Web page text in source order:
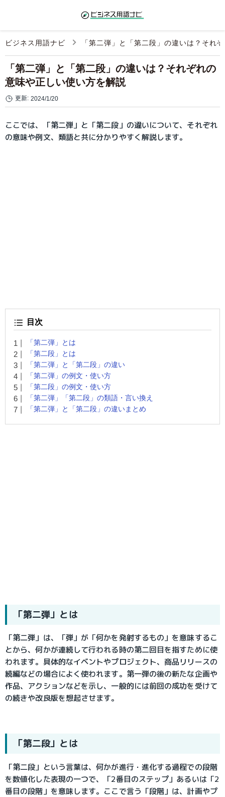
ビジネス用語ナビ 「第二弾」と「第二段」の違いは？それ
「第二弾」と「第二段」の違いは？それぞれの
意味や正しい使い方を解説
更新: 2024/1/20
ここでは、「第二弾」と「第二段」の違いについて、それぞれ
の意味や例文、類語と共に分かりやすく解説します。
目次
「第二弾」とは
「第二段」とは
「第二弾」と「第二段」の違い
「第二弾」の例文・使い方
「第二段」の例文・使い方
「第二弾」「第二段」の類語・言い換え
「第二弾」と「第二段」の違いまとめ
「第二弾」とは
「第二弾」は、「弾」が「何かを発射するもの」を意味するこ
とから、何かが連続して行われる時の第二回目を指すために使
われます。具体的なイベントやプロジェクト、商品リリースの
続編などの場合によく使われます。第一弾の後の新たな企画や
作品、アクションなどを示し、一般的には前回の成功を受けて
の続きや改良版を想起させます。
「第二段」とは
「第二段」という言葉は、何かが進行・進化する過程での段階
を数値化した表現の一つで、「2番目のステップ」あるいは「2
番目の段階」を意味します。ここで言う「段階」は、計画やプ